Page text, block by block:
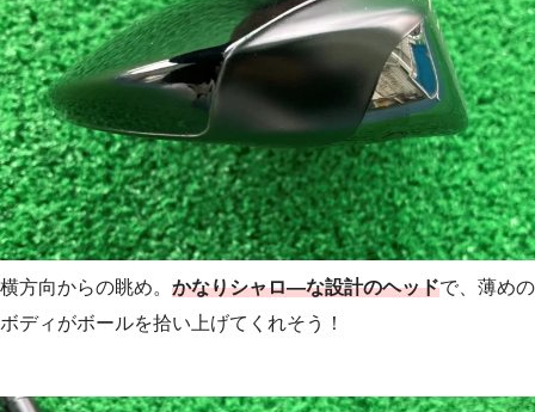
横方向からの眺め。 かなりシャロ―な設計のヘッドで、薄めの
ボディがボールを拾い上げてくれそう！